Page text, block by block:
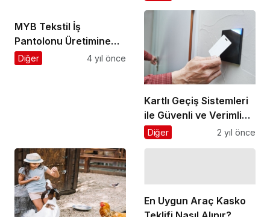
MYB Tekstil İş
Pantolonu Üretimine
Başlıyor!
Diğer 4 yıl önce
Kartlı Geçiş Sistemleri
ile Güvenli ve Verimli
Erişim Takibi
Diğer 2 yıl önce
En Uygun Araç Kasko